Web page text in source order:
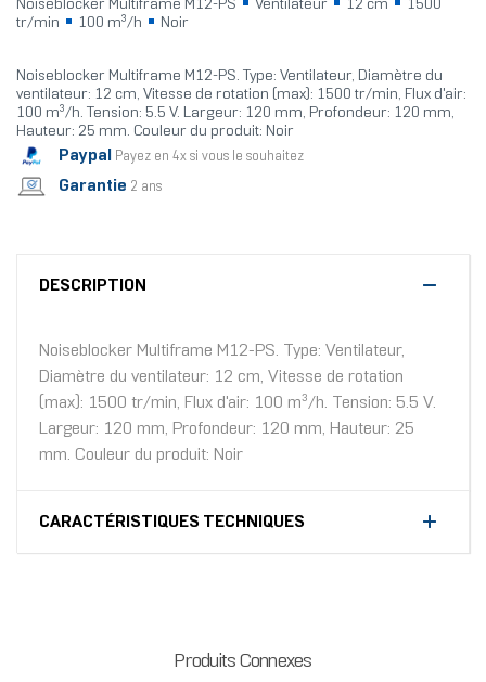
Noiseblocker Multiframe M12-PS Ventilateur 12 cm
1500
tr/min
100 m³/h Noir
Noiseblocker Multiframe M12-PS. Type: Ventilateur, Diamètre du
ventilateur: 12 cm, Vitesse de rotation (max): 1500 tr/min, Flux d'air:
100 m³/h. Tension: 5.5 V. Largeur: 120 mm, Profondeur: 120 mm,
Hauteur: 25 mm. Couleur du produit: Noir
Paypal Payez en 4x si vous le souhaitez
Garantie 2 ans
DESCRIPTION
Noiseblocker Multiframe M12-PS. Type: Ventilateur,
Diamètre du ventilateur: 12 cm, Vitesse de rotation
(max): 1500 tr/min, Flux d'air: 100 m³/h. Tension: 5.5 V.
Largeur: 120 mm, Profondeur: 120 mm, Hauteur: 25
mm. Couleur du produit: Noir
CARACTÉRISTIQUES TECHNIQUES
Produits Connexes